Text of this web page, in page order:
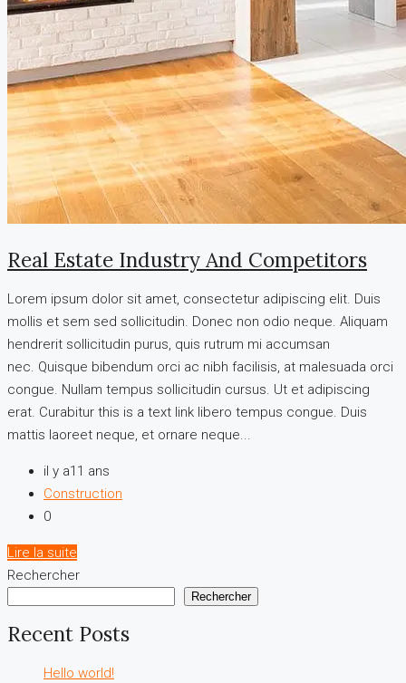
Real Estate Industry And Competitors
Lorem ipsum dolor sit amet, consectetur adipiscing elit. Duis
mollis et sem sed sollicitudin. Donec non odio neque. Aliquam
hendrerit sollicitudin purus, quis rutrum mi accumsan
nec. Quisque bibendum orci ac nibh facilisis, at malesuada orci
congue. Nullam tempus sollicitudin cursus. Ut et adipiscing
erat. Curabitur this is a text link libero tempus congue. Duis
mattis laoreet neque, et ornare neque...
il y a11 ans
Construction
0
Lire la suite
Rechercher
Rechercher
Recent Posts
Hello world!